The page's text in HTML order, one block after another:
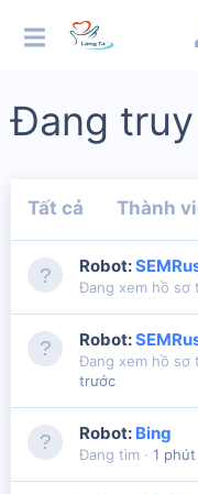
Đang
Tất cả Thành
Robot:
Đang xem hồ sơ
Robot:
Đang xem hồ sơ
trước
Robot: Bing
Đang tìm 1